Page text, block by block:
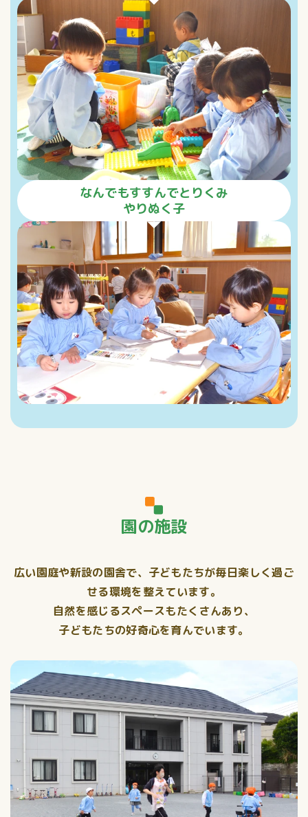
なんでもすすんでとりくみ
やりぬく子
園の施設
広い園庭や新設の園舎で、子どもたちが毎日楽しく過ご
せる環境を整えています。
自然を感じるスペースもたくさんあり、
子どもたちの好奇心を育んでいます。